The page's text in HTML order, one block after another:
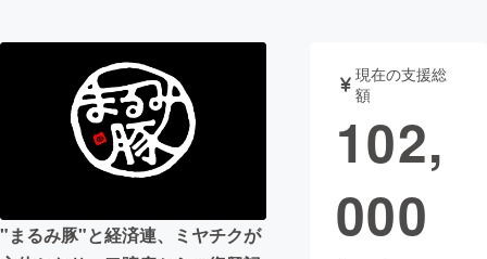
アート・写真 音楽
テクノロジー・ガジェット ゲーム・サ
ビジネス・起業
"まるみ豚"と経済連、ミヤチクが
現在の支援総
額
102,
000